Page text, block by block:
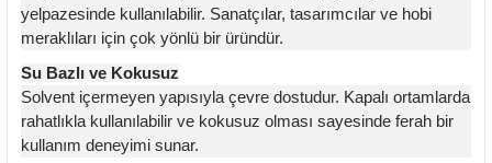
yelpazesinde kullanılabilir. Sanatçılar, tasarımcılar ve hobi
meraklıları için çok yönlü bir üründür.
Su Bazlı ve Kokusuz
Solvent içermeyen yapısıyla çevre dostudur. Kapalı ortamlarda
rahatlıkla kullanılabilir ve kokusuz olması sayesinde ferah bir
kullanım deneyimi sunar.